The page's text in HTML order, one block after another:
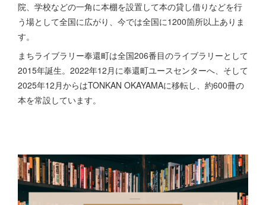
院、学校などの一角に本棚を設置して本の貸し借りなどを行
う場として全国に広がり、今では全国に1200箇所以上ありま
す。
まちライブラリー奉還町は全国206番目のライブラリーとして
2015年誕生。2022年12月に奉還町ユースセンターへ、そして
2025年12月からはTONKAN OKAYAMAに移転し、約600冊の
本を常設しています。